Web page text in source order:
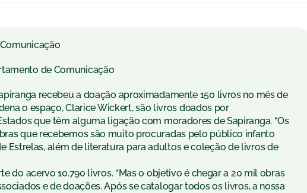
de Comunicação
recebeu a doação aproximadamente 150 livros no mês de
o espaço, Clarice Wickert, são livros doados por
que têm alguma ligação com moradores de Sapiranga. “Os
que recebemos são muito procuradas pelo público infanto
Estrelas, além de literatura para adultos e coleção de livros de
do acervo 10.790 livros. “Mas o objetivo é chegar a 20 mil obras
e de doações. Após se catalogar todos os livros, a nossa